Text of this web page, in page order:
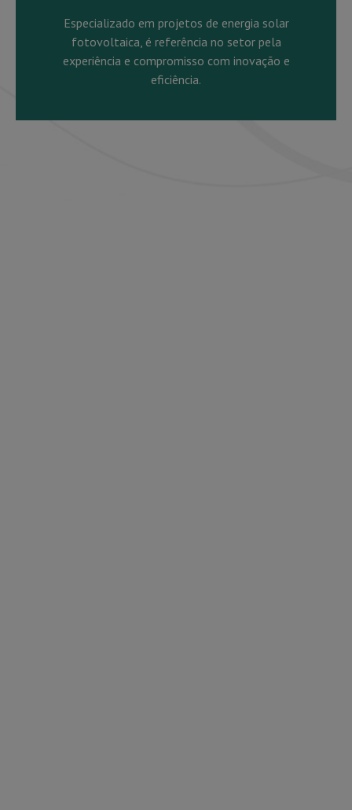
Especializado em projetos de energia solar
fotovoltaica, é referência no setor pela
experiência e compromisso com inovação e
eficiência.